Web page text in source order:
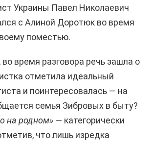
Украины Павел Николаевич
с Алиной Доротюк во время
поместью.
время разговора речь зашла о
отметила идеальный
и поинтересовалась — на
семья Зибровых в быту?
на родном» — категорически
что лишь изредка